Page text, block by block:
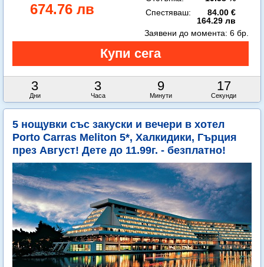
674.76 лв
Спестяваш:
84.00 €
164.29 лв
3
Дни
3
Часа
9
Минути
14
Секунди
Заявени до момента: 6 бр.
5 нощувки със закуски и вечери в хотел
Porto Carras Meliton 5*, Халкидики, Гърция
през Август! Дете до 11.99г. - безплатно!